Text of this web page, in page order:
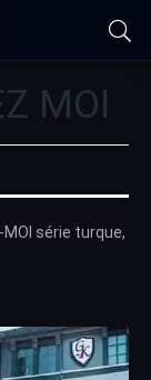
MOI
série turque,